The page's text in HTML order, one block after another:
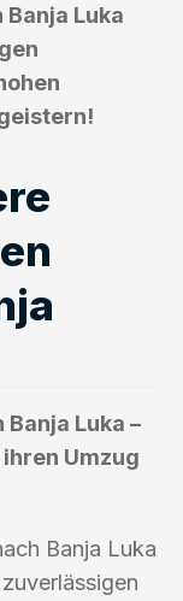
Luka
Luka –
Umzug
Banja Luka